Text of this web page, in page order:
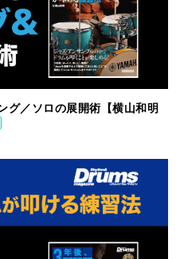
グ／ソロの展開術【横山和明